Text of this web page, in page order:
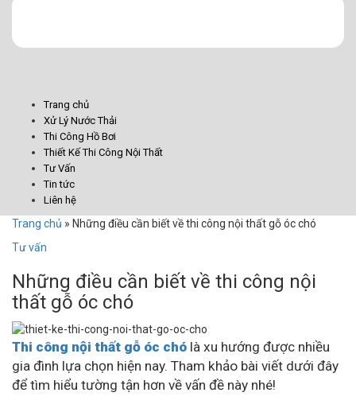
Trang chủ
Xử Lý Nước Thải
Thi Công Hồ Bơi
Thiết Kế Thi Công Nội Thất
Tư Vấn
Tin tức
Liên hệ
Trang chủ » Những điều cần biết về thi công nội thất gỗ óc chó
Tư vấn
Những điều cần biết về thi công nội
thất gỗ óc chó
Thi công nội thất gỗ óc chó là xu hướng được nhiều
gia đình lựa chọn hiện nay. Tham khảo bài viết dưới đây
để tìm hiểu tường tận hơn về vấn đề này nhé!